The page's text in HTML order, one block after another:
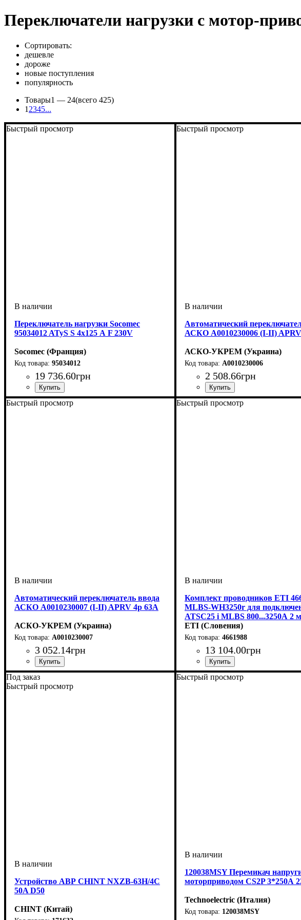
Переключатели нагрузки с мотор-
Сортировать:
дешевле
дороже
новые поступления
популярность
Товары1 — 24(всего 425)
1 2345...
Быстрый просмотр
Переключатель нагрузки Socomec
95034012 ATyS S 4x125 А F 230V
Socomec (Франция)
95034012
19 736.60грн
Устройство: переключатель нагрузки
Номинальный ток, А: 125
Количество полюсов: 4
Серия: ATyS s
Быстрый просмотр
Автоматический
АСКО A0010230006 (I-II)
АСКО-УКРЕМ (Украина)
A0010230006
2 508.66грн
Устройство: переключатель
Номинальный ток, А: 63
Количество полюсов: 2
Быстрый просмотр
Автоматический переключатель ввода
АСКО A0010230007 (I-II) APRV 4p 63A
АСКО-УКРЕМ (Украина)
A0010230007
3 052.14грн
Устройство: переключатель нагрузки
Номинальный ток, А: 63
Количество полюсов: 4
Быстрый просмотр
Комплект проводников ETI
MLBS-WH3250r для
ATSC25 і MLBS 800...3250А 2
ETI (Словения)
4661988
13 104.00грн
Устройство: аксессуар
Серия: MLBS
Под заказ
Быстрый просмотр
Устройство АВР CHINT NXZB-63H/4C
50A D50
CHINT (Китай)
Быстрый просмотр
120038MSY Перемикач
моторприводом CS2P 3*250А
Technoelectric (Италия)
120038MSY